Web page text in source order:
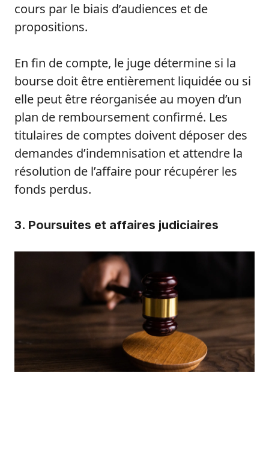
cours par le biais d’audiences et de
propositions.
En fin de compte, le juge détermine si la
bourse doit être entièrement liquidée ou si
elle peut être réorganisée au moyen d’un
plan de remboursement confirmé. Les
titulaires de comptes doivent déposer des
demandes d’indemnisation et attendre la
résolution de l’affaire pour récupérer les
fonds perdus.
3. Poursuites et affaires judiciaires